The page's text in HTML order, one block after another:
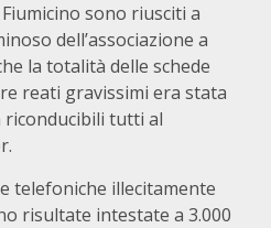
sono riusciti a
dell’associazione a
la totalità delle schede
reati gravissimi era stata
tutti al
telefoniche illecitamente
risultate intestate a 3.000